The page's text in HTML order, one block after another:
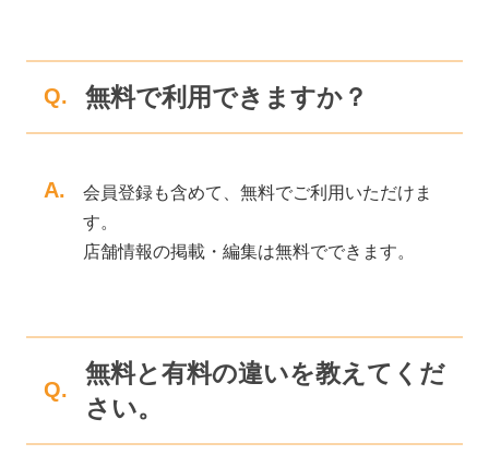
Q. 無料で利用できますか？
A.
会員登録も含めて、無料でご利用いただけま
す。
店舗情報の掲載・編集は無料でできます。
Q.
無料と有料の違いを教えてくだ
さい。